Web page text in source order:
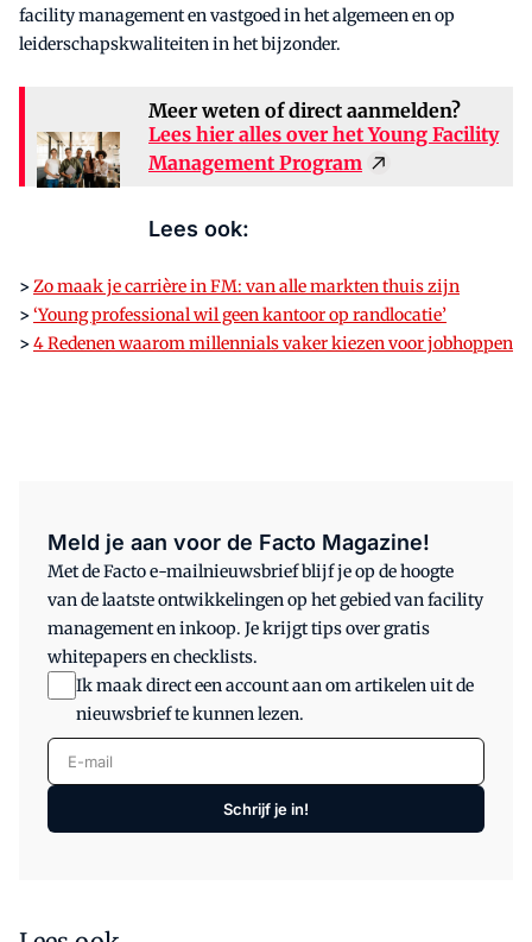
facility management en vastgoed in het algemeen en op
leiderschapskwaliteiten in het bijzonder.
Meer weten of direct aanmelden?
Lees hier alles over het Young Facility
Management Program
Lees ook:
>Zo maak je carrière in FM: van alle markten thuis zijn
>‘Young professional wil geen kantoor op randlocatie’
>4 Redenen waarom millennials vaker kiezen voor jobhoppen
Meld je aan voor de Facto Magazine!
Met de Facto e-mailnieuwsbrief blijf je op de hoogte
van de laatste ontwikkelingen op het gebied van facility
management en inkoop. Je krijgt tips over gratis
whitepapers en checklists.
Ik maak direct een account aan om artikelen uit de
nieuwsbrief te kunnen lezen.
E-mail
Schrijf je in!